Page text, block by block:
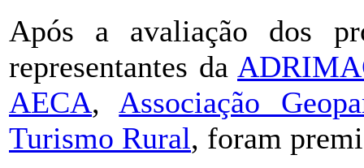
Após a avaliação dos
representantes da
AECA, Associação
Turismo Rural, foram